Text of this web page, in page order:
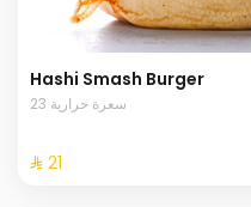
Hashi Smash Burger
23 سعرة حرارية
⁨⁦‪‬ 21⁩